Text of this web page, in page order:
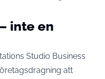
inte en
Studio Business
att